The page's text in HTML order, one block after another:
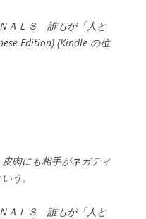
ＡＬＳ 誰もが「人と
Edition) (Kindle の位
肉にも相手がネガティ
う。
ＡＬＳ 誰もが「人と